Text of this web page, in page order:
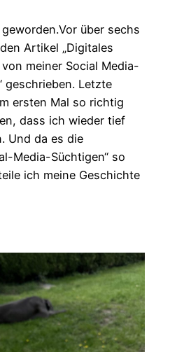
über sechs
Artikel „Digitales
meiner Social Media-
geschrieben. Letzte
ersten Mal so richtig
dass ich wieder tief
Und da es die
Media-Süchtigen“ so
ich meine Geschichte